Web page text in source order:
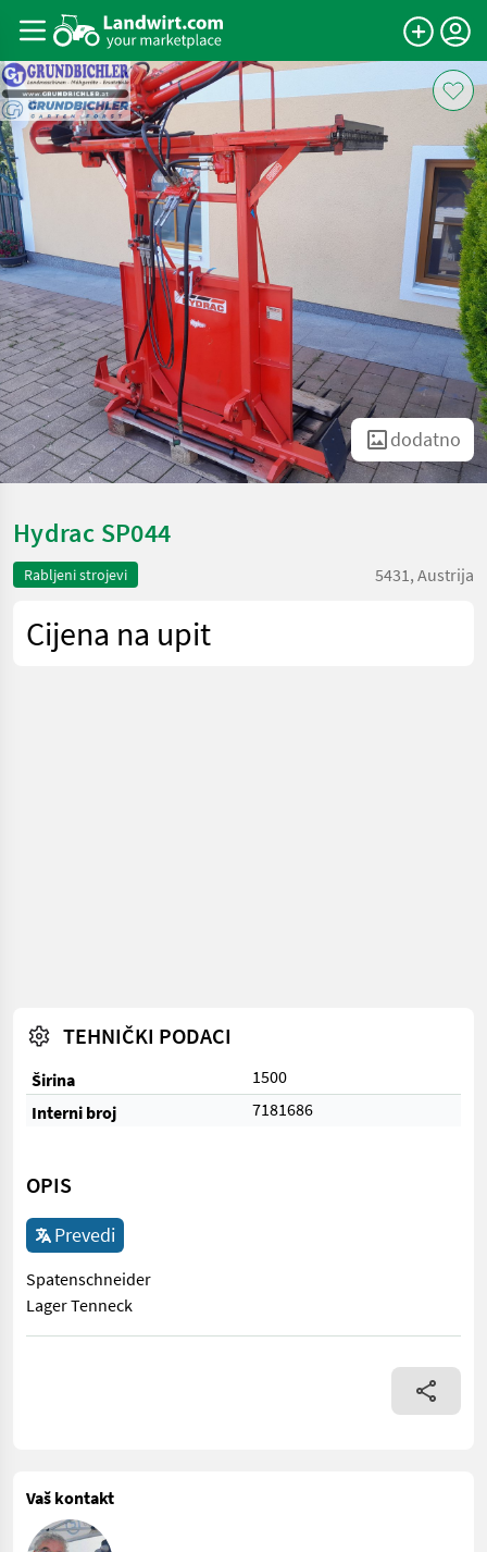
dodatno
Hydrac SP044
Rabljeni strojevi 5431, Austrija
Cijena na upit
TEHNIČKI PODACI
Širina
1500
Interni broj
7181686
OPIS
Prevedi
Spatenschneider
Lager Tenneck
Spatenschneider Lager Tenneck
Vaš kontakt